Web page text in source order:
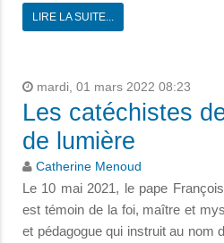
LIRE LA SUITE...
mardi, 01 mars 2022 08:23
Les catéchistes
de lumière
Catherine Menoud
Le 10 mai 2021, le pape
est témoin de la foi, maître et
et pédagogue qui instruit au nom